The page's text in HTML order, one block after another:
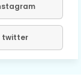
twitter